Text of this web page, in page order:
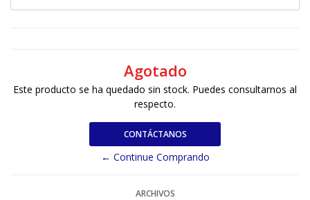
Agotado
Este producto se ha quedado sin stock. Puedes consultarnos al
respecto.
CONTÁCTANOS
← Continue Comprando
ARCHIVOS